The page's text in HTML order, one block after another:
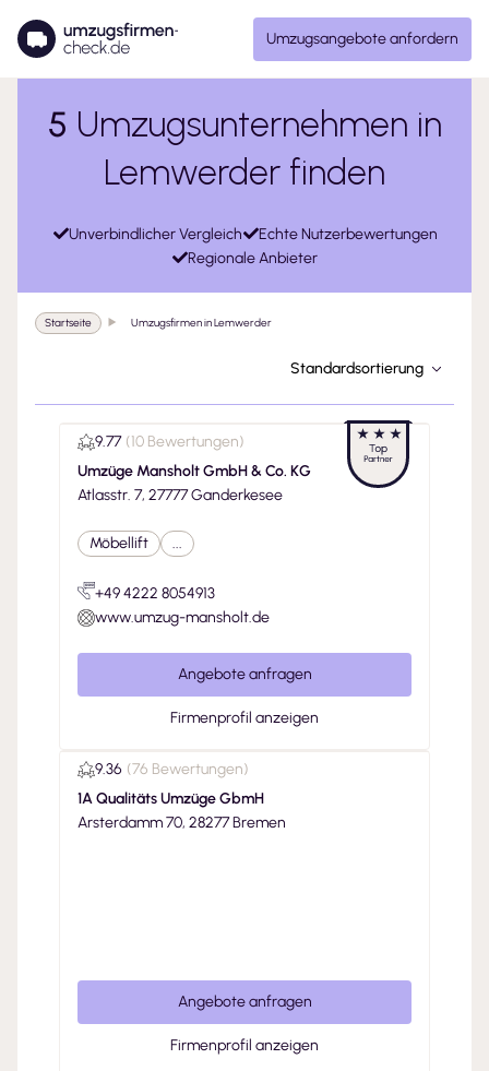
Umzugsangebote anfordern
5 Umzugsunternehmen in
Lemwerder finden
Unverbindlicher Vergleich
Echte Nutzerbewertungen
Regionale Anbieter
Startseite Umzugsfirmen in Lemwerder
Standardsortierung
9.77 (10 Bewertungen)
Umzüge Mansholt GmbH & Co. KG
Atlasstr. 7, 27777 Ganderkesee
Möbellift ...
+49 4222 8054913
www.umzug-mansholt.de
Angebote anfragen
Firmenprofil anzeigen
9.36 (76 Bewertungen)
1A Qualitäts Umzüge GbmH
Arsterdamm 70, 28277 Bremen
Angebote anfragen
Firmenprofil anzeigen